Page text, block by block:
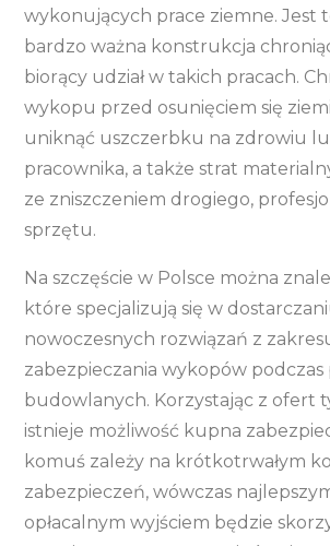
wykonujących prace ziemne. Jest
bardzo ważna konstrukcja
biorący udział w takich pracach.
wykopu przed osunięciem się
uniknąć uszczerbku na zdrowiu
pracownika, a także strat
ze zniszczeniem drogiego,
sprzętu.
Na szczęście w Polsce można
które specjalizują się w
nowoczesnych rozwiązań z
zabezpieczania wykopów podczas
budowlanych. Korzystając z ofert
istnieje możliwość kupna
komuś zależy na krótkotrwałym
zabezpieczeń, wówczas
opłacalnym wyjściem będzie